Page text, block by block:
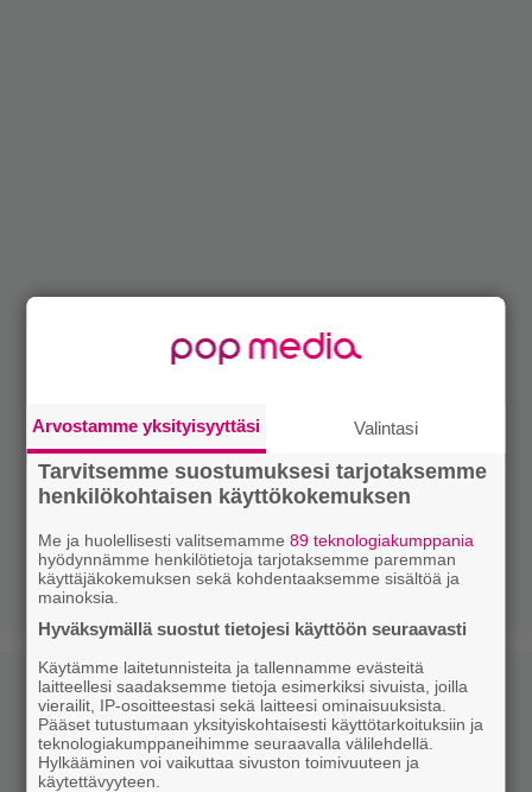
Arvostamme yksityisyyttäsi Valintasi
Tarvitsemme suostumuksesi tarjotaksemme
henkilökohtaisen käyttökokemuksen
Me ja huolellisesti valitsemamme89 teknologiakumppania
hyödynnämme henkilötietoja tarjotaksemme paremman
käyttäjäkokemuksen sekä kohdentaaksemme sisältöä ja
mainoksia.
Hyväksymällä suostut tietojesi käyttöön seuraavasti
Käytämme laitetunnisteita ja tallennamme evästeitä
laitteellesi saadaksemme tietoja esimerkiksi sivuista, joilla
vierailit, IP-osoitteestasi sekä laitteesi ominaisuuksista.
Pääset tutustumaan yksityiskohtaisesti käyttötarkoituksiin ja
teknologiakumppaneihimme seuraavalla välilehdellä.
Hylkääminen voi vaikuttaa sivuston toimivuuteen ja
käytettävyyteen.